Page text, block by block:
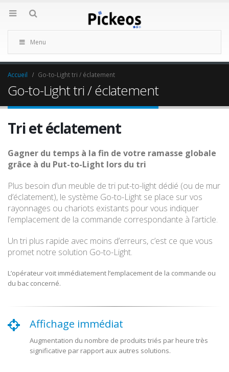
Menu
Accueil Go-to-Light tri / éclatement
Go-to-Light tri / éclatement
Tri et éclatement
Gagner du temps à la fin de votre ramasse globale
grâce à du Put-to-Light lors du tri
Plus besoin d’un meuble de tri put-to-light dédié (ou de mur
d’éclatement), le système Go-to-Light se place sur vos
rayonnages ou chariots existants pour vous indiquer
l’emplacement de la commande correspondante à l’article.
Un tri plus rapide avec moins d’erreurs, c’est ce que vous
promet notre solution Go-to-Light.
L’opérateur voit immédiatement l’emplacement de la commande ou
du bac concerné.
Affichage immédiat
Augmentation du nombre de produits triés par heure très
significative par rapport aux autres solutions.